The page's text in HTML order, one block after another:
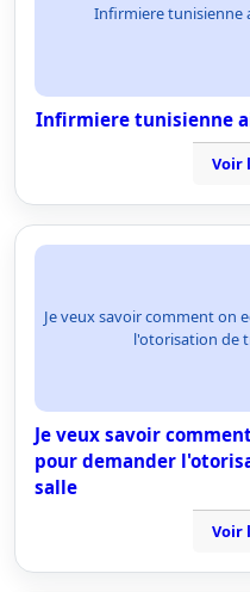
Infirmiere tunisienne
Infirmiere tunisienne
Voir
Je veux savoir comment on
l'otorisation de
Je veux savoir
pour demander
salle
Voir